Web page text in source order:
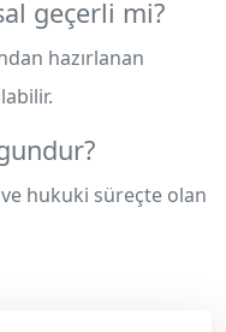
geçerli mi?
hazırlanan
ve hukuki süreçte olan